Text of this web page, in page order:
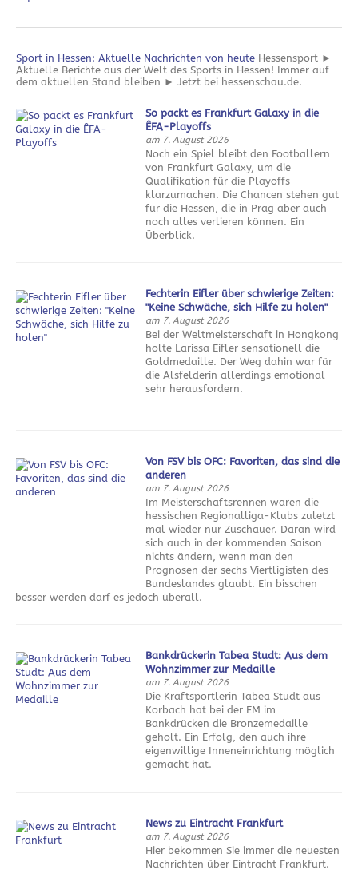
Sport in Hessen: Aktuelle Nachrichten von heute Hessensport ►
Aktuelle Berichte aus der Welt des Sports in Hessen! Immer auf
dem aktuellen Stand bleiben ► Jetzt bei hessenschau.de.
So packt es Frankfurt Galaxy in die
ÊFA-Playoffs
am 7. August 2026
Noch ein Spiel bleibt den Footballern
von Frankfurt Galaxy, um die
Qualifikation für die Playoffs
klarzumachen. Die Chancen stehen gut
für die Hessen, die in Prag aber auch
noch alles verlieren können. Ein
Überblick.
Fechterin Eifler über schwierige Zeiten:
"Keine Schwäche, sich Hilfe zu holen"
am 7. August 2026
Bei der Weltmeisterschaft in Hongkong
holte Larissa Eifler sensationell die
Goldmedaille. Der Weg dahin war für
die Alsfelderin allerdings emotional
sehr herausfordern.
Von FSV bis OFC: Favoriten, das sind die
anderen
am 7. August 2026
Im Meisterschaftsrennen waren die
hessischen Regionalliga-Klubs zuletzt
mal wieder nur Zuschauer. Daran wird
sich auch in der kommenden Saison
nichts ändern, wenn man den
Prognosen der sechs Viertligisten des
Bundeslandes glaubt. Ein bisschen
besser werden darf es jedoch überall.
Bankdrückerin Tabea Studt: Aus dem
Wohnzimmer zur Medaille
am 7. August 2026
Die Kraftsportlerin Tabea Studt aus
Korbach hat bei der EM im
Bankdrücken die Bronzemedaille
geholt. Ein Erfolg, den auch ihre
eigenwillige Inneneinrichtung möglich
gemacht hat.
News zu Eintracht Frankfurt
am 7. August 2026
Hier bekommen Sie immer die neuesten
Nachrichten über Eintracht Frankfurt.